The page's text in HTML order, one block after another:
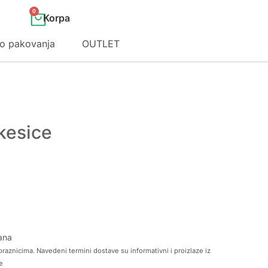
0
pakovanja OUTLET
Navedeni termini dostave su informativni i proizlaze iz